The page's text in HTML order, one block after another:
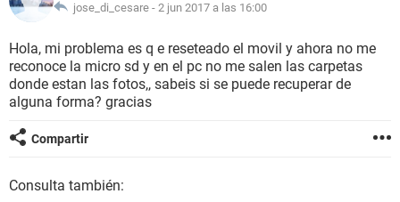
jose_di_cesare - 2 jun 2017 a las 16:00
Hola, mi problema es q e reseteado el movil y ahora no me
reconoce la micro sd y en el pc no me salen las carpetas
donde estan las fotos,, sabeis si se puede recuperar de
alguna forma? gracias
Compartir
Consulta también: